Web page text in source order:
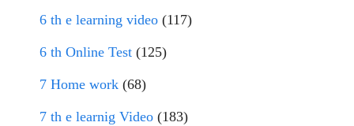
6 th e learning video (117)
6 th Online Test (125)
7 Home work (68)
7 th e learnig Video (183)